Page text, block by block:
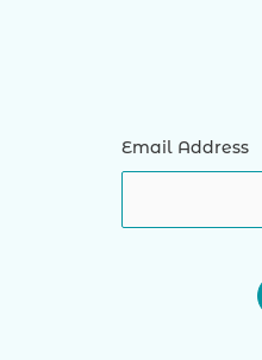
Email Address